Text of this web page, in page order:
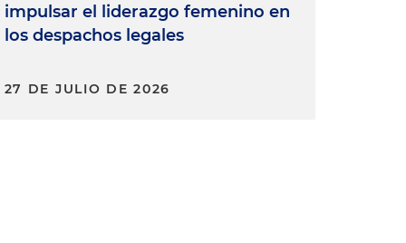
impulsar el liderazgo femenino en
los despachos legales
27 DE JULIO DE 2026